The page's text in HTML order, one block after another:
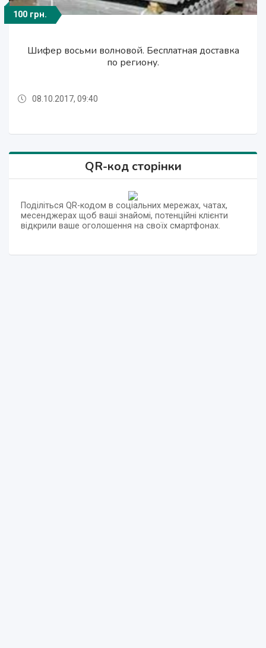
100 грн.
Шифер восьми волновой. Бесплатная доставка
по региону.
100 грн.
Шифер восьми волновой. Бесплатная доставка
по региону.
100 грн.
Шифер восьми волновой. Бесплатная доставка
по региону.
08.10.2017, 09:40
QR-код сторінки
Поділіться QR-кодом в соціальних мережах, чатах,
месенджерах щоб ваші знайомі, потенційні клієнти
відкрили ваше оголошення на своїх смартфонах.